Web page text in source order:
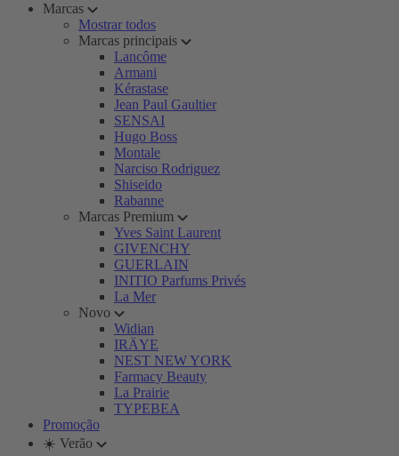
Marcas
Mostrar todos
Marcas principais
Lancôme
Armani
Kérastase
Jean Paul Gaultier
SENSAI
Hugo Boss
Montale
Narciso Rodriguez
Shiseido
Rabanne
Marcas Premium
Yves Saint Laurent
GIVENCHY
GUERLAIN
INITIO Parfums Privés
La Mer
Novo
Widian
IRÄYE
NEST NEW YORK
Farmacy Beauty
La Prairie
TYPEBEA
Promoção
☀️ Verão